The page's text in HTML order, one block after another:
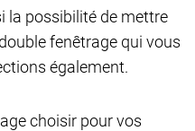
la possibilité de mettre
fenêtrage qui vous
également.
choisir pour vos